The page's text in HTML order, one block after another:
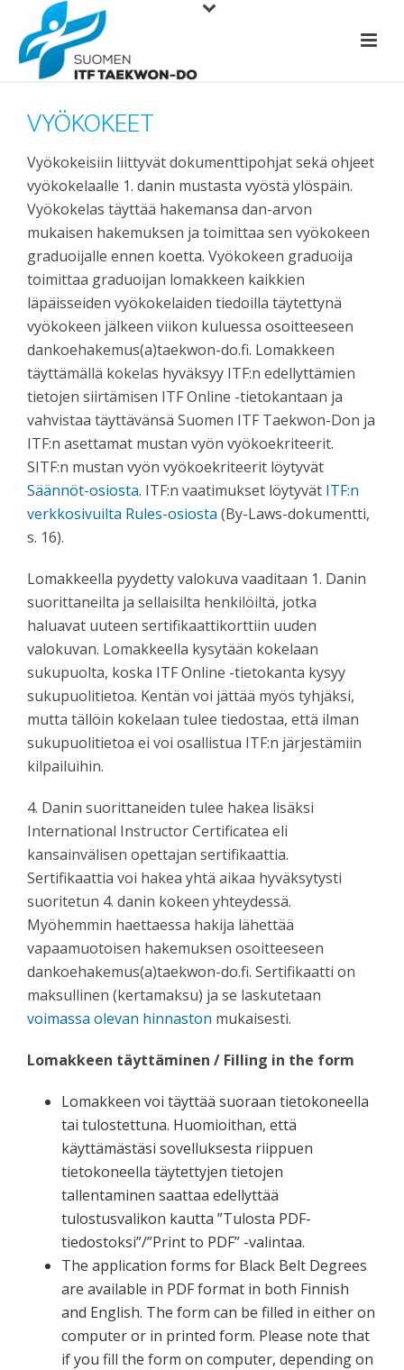
VYÖKOKEET
Vyökokeisiin liittyvät dokumenttipohjat sekä ohjeet
vyökokelaalle 1. danin mustasta vyöstä ylöspäin.
Vyökokelas täyttää hakemansa dan-arvon
mukaisen hakemuksen ja toimittaa sen vyökokeen
graduoijalle ennen koetta. Vyökokeen graduoija
toimittaa graduoijan lomakkeen kaikkien
läpäisseiden vyökokelaiden tiedoilla täytettynä
vyökokeen jälkeen viikon kuluessa osoitteeseen
dankoehakemus(a)taekwon-do.fi. Lomakkeen
täyttämällä kokelas hyväksyy ITF:n edellyttämien
tietojen siirtämisen ITF Online -tietokantaan ja
vahvistaa täyttävänsä Suomen ITF Taekwon-Don ja
ITF:n asettamat mustan vyön vyökoekriteerit.
SITF:n mustan vyön vyökoekriteerit löytyvät
Säännöt-osiosta. ITF:n vaatimukset löytyvät ITF:n
verkkosivuilta Rules-osiosta (By-Laws-dokumentti,
s. 16).
Lomakkeella pyydetty valokuva vaaditaan 1. Danin
suorittaneilta ja sellaisilta henkilöiltä, jotka
haluavat uuteen sertifikaattikorttiin uuden
valokuvan. Lomakkeella kysytään kokelaan
sukupuolta, koska ITF Online -tietokanta kysyy
sukupuolitietoa. Kentän voi jättää myös tyhjäksi,
mutta tällöin kokelaan tulee tiedostaa, että ilman
sukupuolitietoa ei voi osallistua ITF:n järjestämiin
kilpailuihin.
4. Danin suorittaneiden tulee hakea lisäksi
International Instructor Certificatea eli
kansainvälisen opettajan sertifikaattia.
Sertifikaattia voi hakea yhtä aikaa hyväksytysti
suoritetun 4. danin kokeen yhteydessä.
Myöhemmin haettaessa hakija lähettää
vapaamuotoisen hakemuksen osoitteeseen
dankoehakemus(a)taekwon-do.fi. Sertifikaatti on
maksullinen (kertamaksu) ja se laskutetaan
voimassa olevan hinnaston mukaisesti.
Lomakkeen täyttäminen / Filling in the form
Lomakkeen voi täyttää suoraan tietokoneella
tai tulostettuna. Huomioithan, että
käyttämästäsi sovelluksesta riippuen
tietokoneella täytettyjen tietojen
tallentaminen saattaa edellyttää
tulostusvalikon kautta ”Tulosta PDF-
tiedostoksi”/”Print to PDF” -valintaa.
The application forms for Black Belt Degrees
are available in PDF format in both Finnish
and English. The form can be filled in either on
computer or in printed form. Please note that
if you fill the form on computer, depending on